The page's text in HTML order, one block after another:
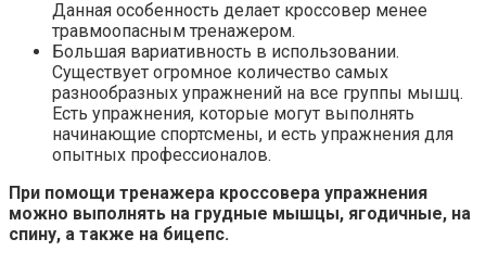
Данная особенность делает кроссовер менее
травмоопасным тренажером.
Большая вариативность в использовании.
Существует огромное количество самых
разнообразных упражнений на все группы мышц.
Есть упражнения, которые могут выполнять
начинающие спортсмены, и есть упражнения для
опытных профессионалов.
При помощи тренажера кроссовера упражнения
можно выполнять на грудные мышцы, ягодичные, на
спину, а также на бицепс.